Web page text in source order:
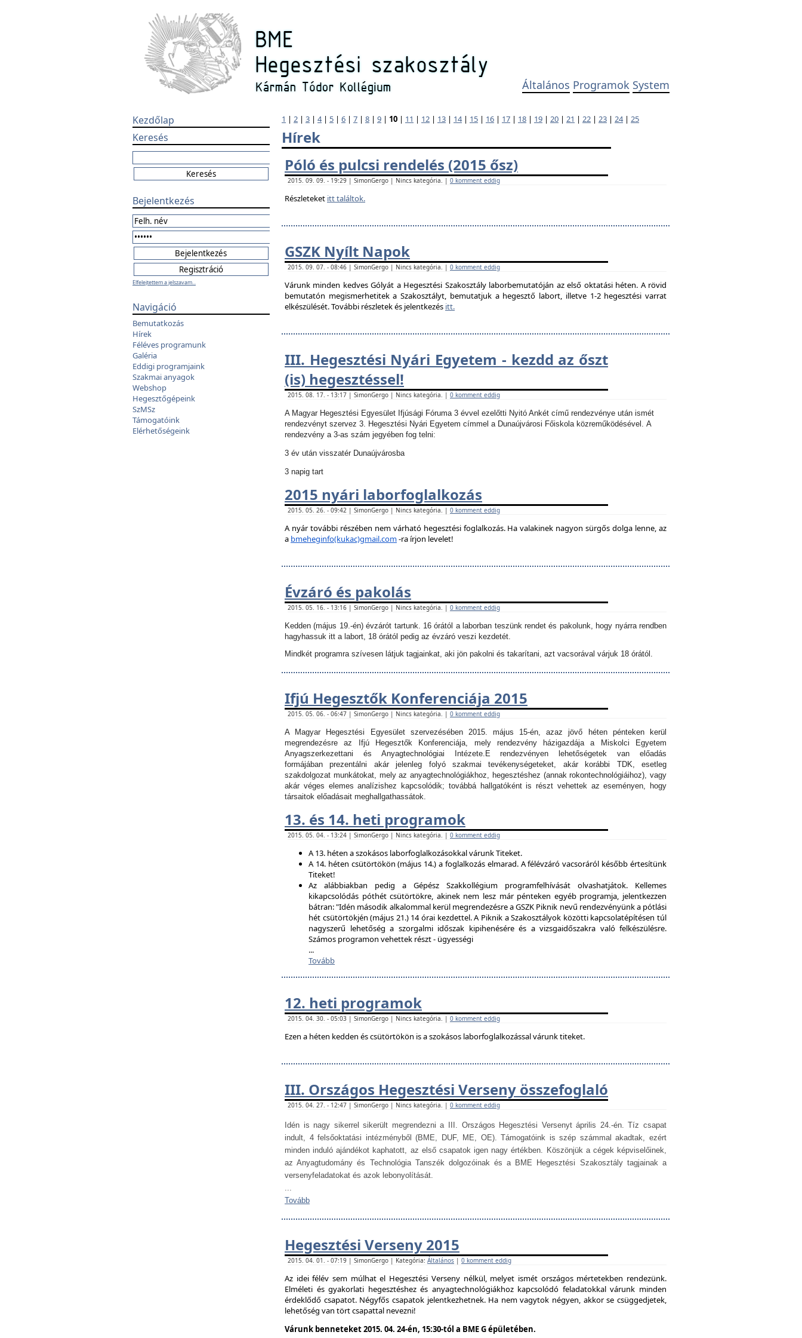
Általános Programok System
Kezdőlap
Keresés
Bejelentkezés
Elfelejtettem a jelszavam...
Navigáció
Bemutatkozás
Hírek
Féléves programunk
Galéria
Eddigi programjaink
Szakmai anyagok
Webshop
Hegesztőgépeink
SzMSz
Támogatóink
Elérhetőségeink
1 | 2 | 3 | 4| 5 | 6 | 7 | 8 | 9 | 10 | 11 | 12 | 13 | 14| 15 | 16 | 17 | 18 | 19 | 20 | 21 | 22 | 23 | 24| 25
Hírek
Póló és pulcsi rendelés (2015 ősz)
2015. 09. 09. - 19:29 | SimonGergo | Nincs kategória. | 0 komment eddig
Részleteket itt találtok.
GSZK Nyílt Napok
2015. 09. 07. - 08:46 | SimonGergo | Nincs kategória. | 0 komment eddig
Várunk minden kedves Gólyát a Hegesztési Szakosztály laborbemutatóján az első oktatási héten. A rövid
bemutatón megismerhetitek a Szakosztályt, bemutatjuk a hegesztő labort, illetve 1-2 hegesztési varrat
elkészülését. További részletek és jelentkezés itt.
III. Hegesztési Nyári Egyetem - kezdd az őszt
(is) hegesztéssel!
2015. 08. 17. - 13:17 | SimonGergo | Nincs kategória. | 0 komment eddig
A Magyar Hegesztési Egyesület Ifjúsági Fóruma 3 évvel ezelőtti Nyitó Ankét című rendezvénye után ismét
rendezvényt szervez 3. Hegesztési Nyári Egyetem címmel a Dunaújvárosi Főiskola közreműködésével. A
rendezvény a 3-as szám jegyében fog telni:
3 év után visszatér Dunaújvárosba
3 napig tart
2015 nyári laborfoglalkozás
2015. 05. 26. - 09:42 | SimonGergo | Nincs kategória. | 0 komment eddig
A nyár további részében nem várható hegesztési foglalkozás. Ha valakinek nagyon sürgős dolga lenne, az
a bmeheginfo(kukac)gmail.com-ra írjon levelet!
Évzáró és pakolás
2015. 05. 16. - 13:16 | SimonGergo | Nincs kategória. | 0 komment eddig
Kedden (május 19.-én) évzárót tartunk. 16 órától a laborban teszünk rendet és pakolunk, hogy nyárra rendben
hagyhassuk itt a labort, 18 órától pedig az évzáró veszi kezdetét.
Mindkét programra szívesen látjuk tagjainkat, aki jön pakolni és takarítani, azt vacsorával várjuk 18 órától.
Ifjú Hegesztők Konferenciája 2015
2015. 05. 06. - 06:47 | SimonGergo | Nincs kategória. | 0 komment eddig
A Magyar Hegesztési Egyesület szervezésében 2015. május 15-én, azaz jövő héten pénteken kerül
megrendezésre az Ifjú Hegesztők Konferenciája, mely rendezvény házigazdája a Miskolci Egyetem
Anyagszerkezettani és Anyagtechnológiai Intézete. E rendezvényen lehetőségetek van előadás
formájában prezentálni akár jelenleg folyó szakmai tevékenységeteket, akár korábbi TDK, esetleg
szakdolgozat munkátokat, mely az anyagtechnológiákhoz, hegesztéshez (annak rokontechnológiáihoz), vagy
akár véges elemes analízishez kapcsolódik; továbbá hallgatóként is részt vehettek az eseményen, hogy
társaitok előadásait meghallgathassátok.
13. és 14. heti programok
2015. 05. 04. - 13:24 | SimonGergo | Nincs kategória. | 0 komment eddig
A 13. héten a szokásos laborfoglalkozásokkal várunk Titeket.
A 14. héten csütörtökön (május 14.) a foglalkozás elmarad. A félévzáró vacsoráról később értesítünk
Titeket!
Az alábbiakban pedig a Gépész Szakkollégium programfelhívását olvashatjátok. Kellemes
kikapcsolódás póthét csütörtökre, akinek nem lesz már pénteken egyéb programja, jelentkezzen
bátran: "Idén második alkalommal kerül megrendezésre a GSZK Piknik nevű rendezvényünk a pótlási
hét csütörtökjén (május 21.) 14 órai kezdettel. A Piknik a Szakosztályok közötti kapcsolatépítésen túl
nagyszerű lehetőség a szorgalmi időszak kipihenésére és a vizsgaidőszakra való felkészülésre.
Számos programon vehettek részt - ügyességi
...
Tovább
12. heti programok
2015. 04. 30. - 05:03 | SimonGergo | Nincs kategória. | 0 komment eddig
Ezen a héten kedden és csütörtökön is a szokásos laborfoglalkozással várunk titeket.
III. Országos Hegesztési Verseny összefoglaló
2015. 04. 27. - 12:47 | SimonGergo | Nincs kategória. | 0 komment eddig
Idén is nagy sikerrel sikerült megrendezni a III. Országos Hegesztési Versenyt április 24.-én. Tíz csapat
indult, 4 felsőoktatási intézményből (BME, DUF, ME, OE). Támogatóink is szép számmal akadtak, ezért
minden induló ajándékot kaphatott, az első csapatok igen nagy értékben. Köszönjük a cégek képviselőinek,
az Anyagtudomány és Technológia Tanszék dolgozóinak és a BME Hegesztési Szakosztály tagjainak a
versenyfeladatokat és azok lebonyolítását.
...
Tovább
Hegesztési Verseny 2015
2015. 04. 01. - 07:19 | SimonGergo | Kategória: Általános | 0 komment eddig
Az idei félév sem múlhat el Hegesztési Verseny nélkül, melyet ismét országos mértetekben rendezünk.
Elméleti és gyakorlati hegesztéshez és anyagtechnológiákhoz kapcsolódó feladatokkal várunk minden
érdeklődő csapatot. Négyfős csapatok jelentkezhetnek. Ha nem vagytok négyen, akkor se csüggedjetek,
lehetőség van tört csapattal nevezni!
Várunk benneteket 2015. 04. 24-én, 15:30-tól a BME G épületében.